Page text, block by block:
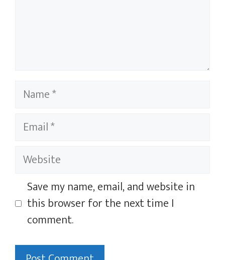
Name
Email
Website
Save my name, email, and website in
this browser for the next time I
comment.